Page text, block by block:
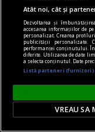
Atât noi, cât și
Dezvoltarea și
accesarea informațiilor de
personalizat. Crearea
publicității personalizate.
performanței conținutului.
diferite. Utilizarea de date
a selecta conținutul. Date
Listă parteneri (furnizori)
VREAU SA